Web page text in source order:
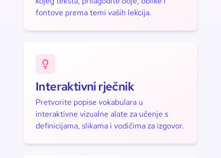
fontove prema temi vaših lekcija.
Interaktivni rječnik
Pretvorite popise vokabulara u
interaktivne vizualne alate za učenje s
definicijama, slikama i vodičima za izgovor.